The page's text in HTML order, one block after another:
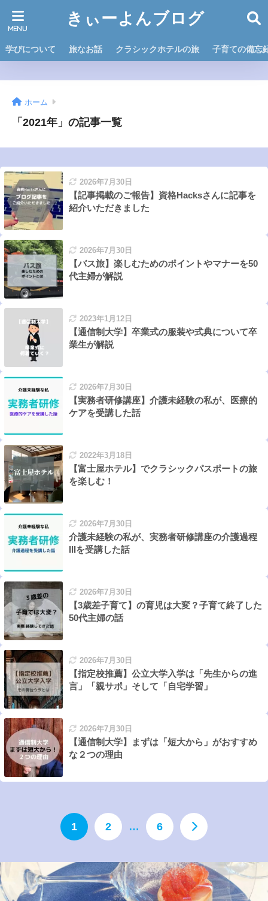
きぃーよんブログ
学びについて 旅なお話 クラシックホテルの旅 子育ての備忘
ホーム
「2021年」の記事一覧
2026年7月30日
【記事掲載のご報告】資格Hacksさんに記事を
紹介いただきました
2026年7月30日
【バス旅】楽しむためのポイントやマナーを50
代主婦が解説
2023年1月12日
【通信制大学】卒業式の服装や式典について卒
業生が解説
2026年7月30日
【実務者研修講座】介護未経験の私が、医療的
ケアを受講した話
2022年3月18日
【富士屋ホテル】でクラシックパスポートの旅
を楽しむ！
2026年7月30日
介護未経験の私が、実務者研修講座の介護過程
IIIを受講した話
2026年7月30日
【3歳差子育て】の育児は大変？子育て終了した
50代主婦の話
2026年7月30日
【指定校推薦】公立大学入学は「先生からの進
言」「親サポ」そして「自宅学習」
2026年7月30日
【通信制大学】まずは「短大から」がおすすめ
な２つの理由
1 2 … 6